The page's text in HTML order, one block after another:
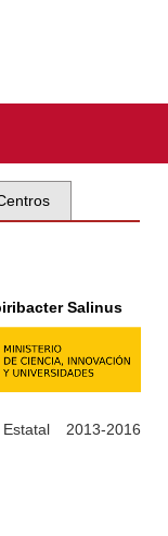
Salinus
2013-2016